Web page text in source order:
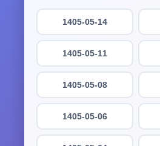
1405-05-14
1405-05-11
1405-05-08
1405-05-06